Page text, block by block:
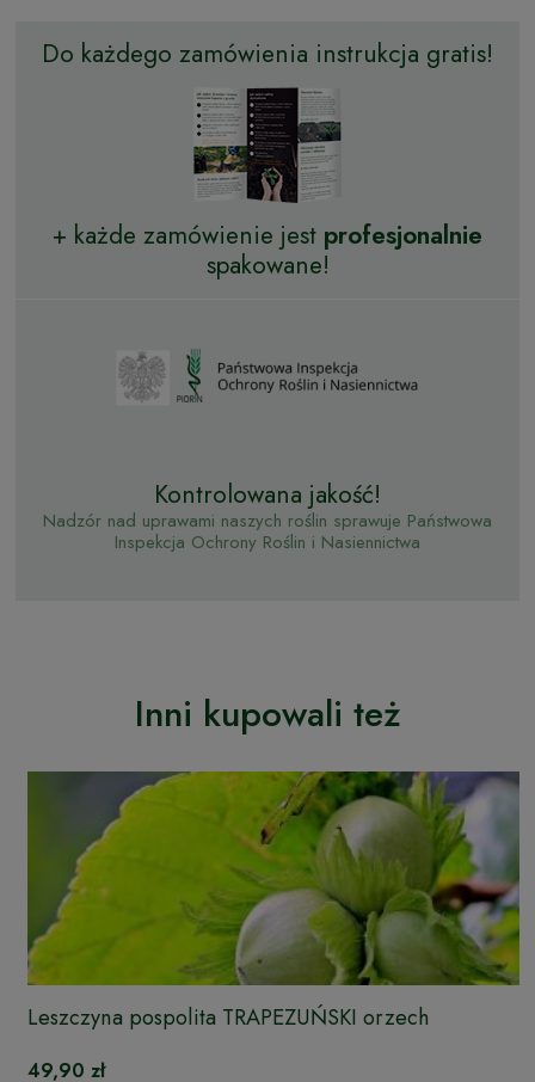
Do każdego zamówienia instrukcja gratis!
+ każde zamówienie jest profesjonalnie
spakowane!
Kontrolowana jakość!
Nadzór nad uprawami naszych roślin sprawuje Państwowa
Inspekcja Ochrony Roślin i Nasiennictwa
Inni kupowali też
Leszczyna pospolita TRAPEZUŃSKI orzech
49,90 zł